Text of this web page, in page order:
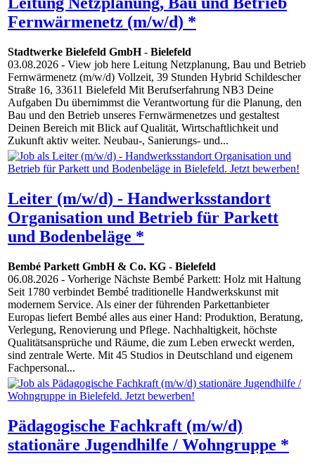
Fernwärmenetz (m/w/d) *
Stadtwerke Bielefeld GmbH- Bielefeld
03.08.2026 - View job here Leitung Netzplanung, Bau und Betrieb
Fernwärmenetz (m/w/d) Vollzeit, 39 Stunden Hybrid Schildescher
Straße 16, 33611 Bielefeld Mit Berufserfahrung NB3 Deine
Aufgaben Du übernimmst die Verantwortung für die Planung, den
Bau und den Betrieb unseres Fernwärmenetzes und gestaltest
Deinen Bereich mit Blick auf Qualität, Wirtschaftlichkeit und
Zukunft aktiv weiter. Neubau-, Sanierungs- und...
Leiter (m/w/d) - Handwerksstandort
Organisation und Betrieb für Parkett
und Bodenbeläge *
Bembé Parkett GmbH & Co. KG - Bielefeld
06.08.2026 - Vorherige Nächste Bembé Parkett: Holz mit Haltung
Seit 1780 verbindet Bembé traditionelle Handwerkskunst mit
modernem Service. Als einer der führenden Parkettanbieter
Europas liefert Bembé alles aus einer Hand: Produktion, Beratung,
Verlegung, Renovierung und Pflege. Nachhaltigkeit, höchste
Qualitätsansprüche und Räume, die zum Leben erweckt werden,
sind zentrale Werte. Mit 45 Studios in Deutschland und eigenem
Fachpersonal...
Pädagogische Fachkraft (m/w/d)
stationäre Jugendhilfe / Wohngruppe *